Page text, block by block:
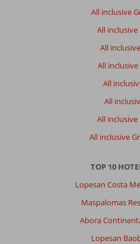
All inclusive
All
All
All inclusive
All
All
All
All inclusive
TOP 10
Lopesan Costa
Maspalomas
Abora
Lopesan